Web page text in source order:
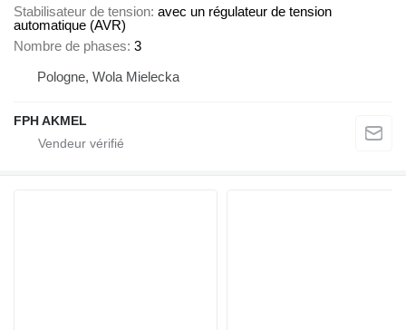
Stabilisateur de tension avec un régulateur de tension
automatique (AVR)
Nombre de phases 3
Pologne, Wola Mielecka
FPH AKMEL